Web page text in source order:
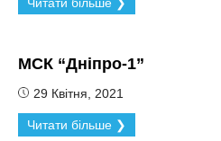
МСК “Дніпро-1”
29 Квітня, 2021
Читати більше ❯